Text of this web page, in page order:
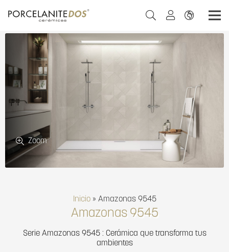
Zoom
Inicio» Amazonas 9545
Amazonas 9545
Serie Amazonas 9545 : Cerámica que transforma tus
ambientes